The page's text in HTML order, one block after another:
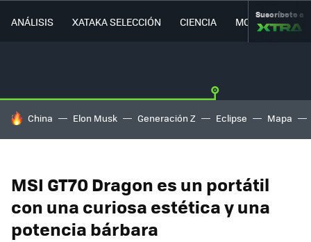
ANÁLISIS XATAKA SELECCIÓN CIENCIA MOVILIDAD
Suscríbete a
HOY SE HABLA DE
China Elon Musk Generación Z Eclipse Mapa
MSI GT70 Dragon es un portátil
con una curiosa estética y una
potencia bárbara